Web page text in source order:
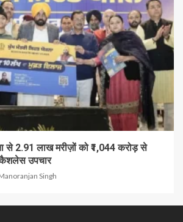
से 2.91 लाख मरीज़ों को ₹1,044 करोड़ से
उपचार
Singh